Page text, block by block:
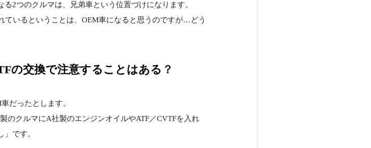
2つのクルマは、兄弟車という位置づけになります。
ているということは、OEM車になると思うのですが…どう
の交換で注意することはある ？
だったとします。
のクルマにA社製のエンジンオイルやATF／CVTFを入れ
です。